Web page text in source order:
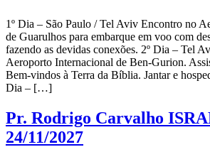
1º Dia – São Paulo / Tel Aviv Encontro no
de Guarulhos para embarque em voo com
fazendo as devidas conexões. 2º Dia – Tel
Aeroporto Internacional de Ben-Gurion.
Bem-vindos à Terra da Bíblia. Jantar e
Dia – […]
Pr. Rodrigo Carvalho
24/11/2027